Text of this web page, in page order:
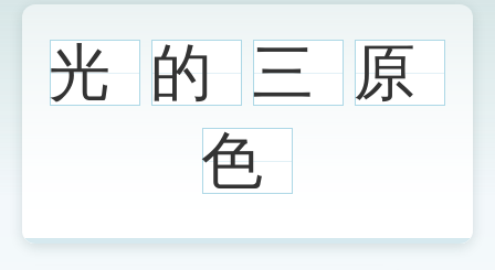
成語故事
示
示
圖
光 的 三 原
色